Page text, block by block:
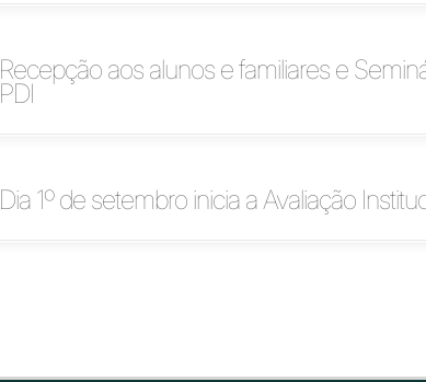
Recepção aos alunos e familiares e
PDI
Dia 1º de setembro inicia a Avaliação